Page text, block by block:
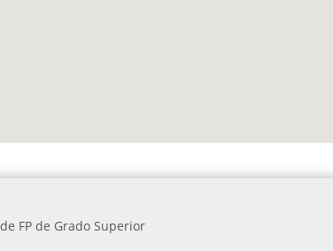
FP de Grado Superior